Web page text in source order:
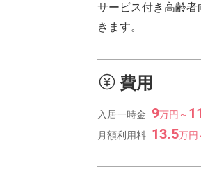
サービス付き高齢
きます。
費用
入居一時金 9万円 ～ 11
月額利用料 13.5万円